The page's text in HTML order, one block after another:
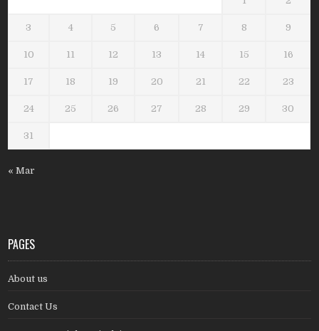
3 4 5 6 7 8 9
10 11 12 13 14 15 16
17 18 19 20 21 22 23
24 25 26 27 28 29 30
31
« Mar
PAGES
About us
Contact Us